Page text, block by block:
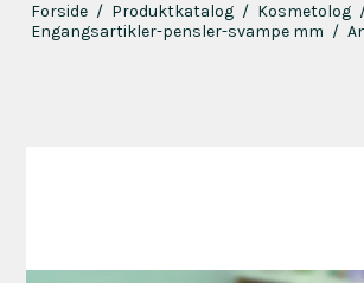
Forside / Produktkatalog / Kosmetolog
Engangsartikler-pensler-svampe mm /